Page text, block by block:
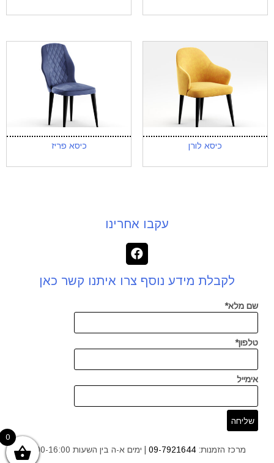
כיסא לורן כיסא פריז
עקבו אחרינו
לקבלת מידע נוסף צרו איתנו קשר כאן
שם מלא*
טלפון*
אימייל
מרכז הזמנות: 09-7921644 | ימים א-ה בין השעות 9:00-16:00
0